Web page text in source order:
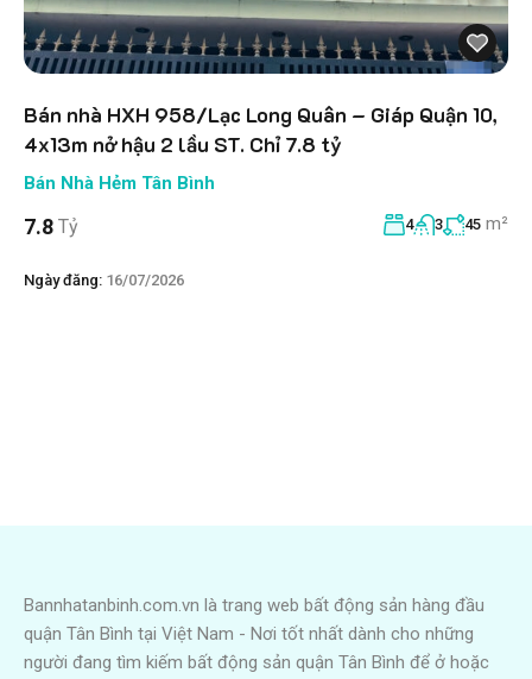
Bán nhà HXH 958/Lạc Long Quân – Giáp Quận 10,
4x13m nở hậu 2 lầu ST. Chỉ 7.8 tỷ
Bán Nhà Hẻm Tân Bình
7.8 Tỷ 4 3 45 m²
Ngày đăng: 16/07/2026
Bannhatanbinh.com.vn là trang web bất động sản hàng đầu
quận Tân Bình tại Việt Nam - Nơi tốt nhất dành cho những
người đang tìm kiếm bất động sản quận Tân Bình để ở hoặc